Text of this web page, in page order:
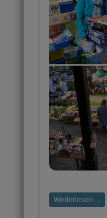
Weiterlesen ...